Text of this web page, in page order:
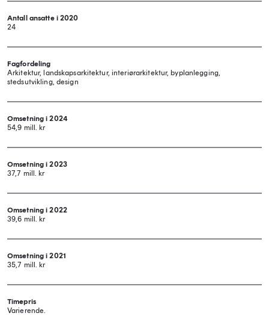
Antall ansatte i 2020
24
Fagfordeling
Arkitektur, landskapsarkitektur, interiørarkitektur, byplanlegging,
stedsutvikling, design
Omsetning i 2024
54,9 mill. kr
Omsetning i 2023
37,7 mill. kr
Omsetning i 2022
39,6 mill. kr
Omsetning i 2021
35,7 mill. kr
Timepris
Varierende.